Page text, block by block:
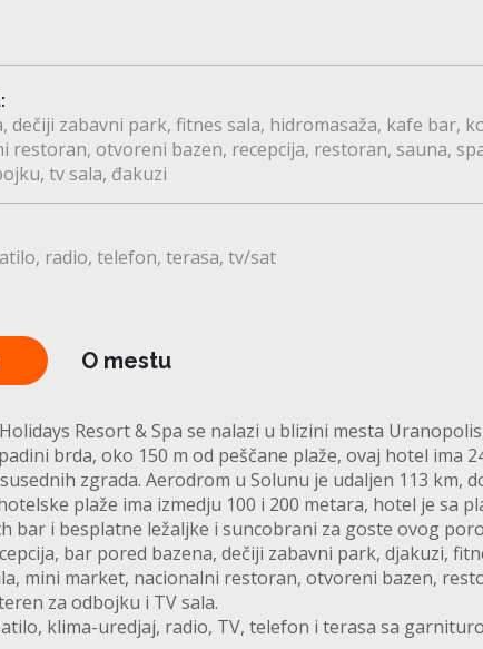
dečiji zabavni park fitnes sala hidromasaža kafe bar
restoran otvoreni bazen recepcija restoran sauna
tv sala đakuzi
radio telefon terasa tv/sat
O mestu
Resort & Spa se nalazi u blizini mesta
brda, oko 150 m od peščane plaže, ovaj hotel ima
zgrada. Aerodrom u Solunu je udaljen 113 km,
plaže ima izmedju 100 i 200 metara, hotel je sa
bar i besplatne ležaljke i suncobrani za goste ovog
bar pored bazena, dečiji zabavni park, djakuzi,
mini market, nacionalni restoran, otvoreni bazen,
za odbojku i TV sala.
klima-uredjaj, radio, TV, telefon i terasa sa